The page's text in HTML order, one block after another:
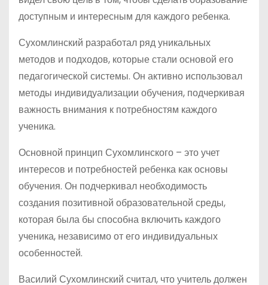
доступным и интересным для каждого ребенка.
Сухомлинский разработал ряд уникальных
методов и подходов, которые стали основой его
педагогической системы. Он активно использовал
методы индивидуализации обучения, подчеркивая
важность внимания к потребностям каждого
ученика.
Основной принцип Сухомлинского – это учет
интересов и потребностей ребенка как основы
обучения. Он подчеркивал необходимость
создания позитивной образовательной среды,
которая была бы способна включить каждого
ученика, независимо от его индивидуальных
особенностей.
Василий Сухомлинский считал, что учитель должен